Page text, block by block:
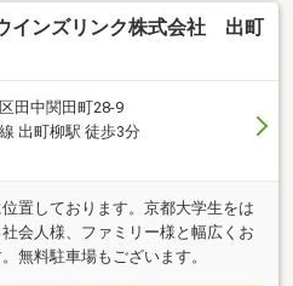
インズリンク株式会社 出町
田中関田町28-9
出町柳駅 徒歩3分
置しております。京都大学生をは
会人様、ファミリー様と幅広くお
無料駐車場もございます。